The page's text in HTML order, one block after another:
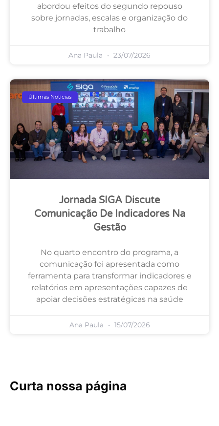
abordou efeitos do segundo repouso
sobre jornadas, escalas e organização do
trabalho
Ana Paula 23/07/2026
Últimas Notícias
Jornada SIGA Discute
Comunicação De Indicadores Na
Gestão
No quarto encontro do programa, a
comunicação foi apresentada como
ferramenta para transformar indicadores e
relatórios em apresentações capazes de
apoiar decisões estratégicas na saúde
Ana Paula 15/07/2026
Curta nossa página